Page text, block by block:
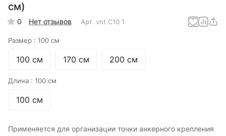
см)
0 Нет отзывов Арт. vnt C10 1
Размер : 100 см
100 см 170 см 200 см
Длина : 100 см
100 см
Применяется для организации точки анкерного крепления